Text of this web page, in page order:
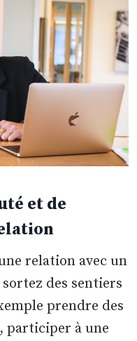
et de
relation avec un
des sentiers
prendre des
participer à une